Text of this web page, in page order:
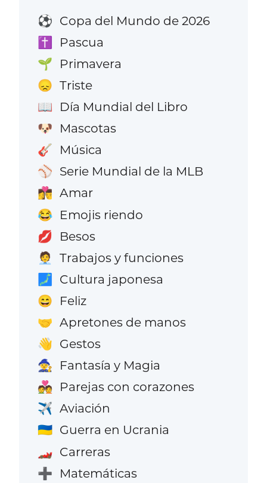
⚽ Copa del Mundo de 2026
✝️ Pascua
🌱 Primavera
😞 Triste
📖 Día Mundial del Libro
🐶 Mascotas
🎸 Música
⚾ Serie Mundial de la MLB
👩‍❤️‍💋‍👨 Amar
😂 Emojis riendo
💋 Besos
🧑‍💼 Trabajos y funciones
🗾 Cultura japonesa
😄 Feliz
🤝 Apretones de manos
👋 Gestos
🧙 Fantasía y Magia
💑 Parejas con corazones
✈️ Aviación
🇺🇦 Guerra en Ucrania
🏎️ Carreras
➕ Matemáticas